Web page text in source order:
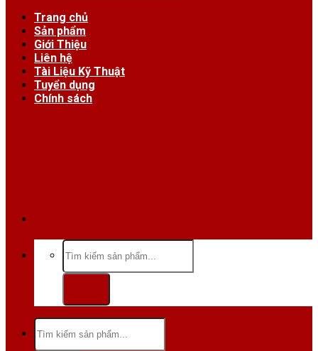
Trang chủ
Sản phẩm
Giới Thiệu
Liên hệ
Tài Liệu Kỹ Thuật
Tuyển dụng
Chính sách
Tìm
kiếm:
Tìm
kiếm: